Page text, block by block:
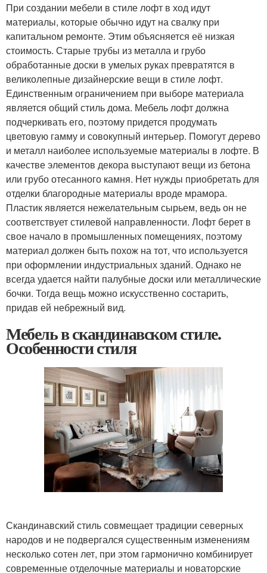
При создании мебели в стиле лофт в ход идут
материалы, которые обычно идут на свалку при
капитальном ремонте. Этим объясняется её низкая
стоимость. Старые трубы из металла и грубо
обработанные доски в умелых руках превратятся в
великолепные дизайнерские вещи в стиле лофт.
Единственным ограничением при выборе материала
является общий стиль дома. Мебель лофт должна
подчеркивать его, поэтому придется продумать
цветовую гамму и совокупный интерьер. Помогут дерево
и металл наиболее используемые материалы в лофте. В
качестве элементов декора выступают вещи из бетона
или грубо отесанного камня. Нет нужды приобретать для
отделки благородные материалы вроде мрамора.
Пластик является нежелательным сырьем, ведь он не
соответствует стилевой направленности. Лофт берет в
свое начало в промышленных помещениях, поэтому
материал должен быть похож на тот, что используется
при оформлении индустриальных зданий. Однако не
всегда удается найти палубные доски или металлические
бочки. Тогда вещь можно искусственно состарить,
придав ей небрежный вид.
Мебель в скандинавском стиле.
Особенности стиля
Скандинавский стиль совмещает традиции северных
народов и не подвергался существенным изменениям
несколько сотен лет, при этом гармонично комбинирует
современные отделочные материалы и новаторские